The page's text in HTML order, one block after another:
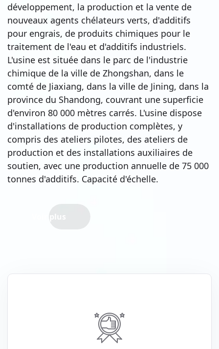
développement, la production et la vente de
nouveaux agents chélateurs verts, d'additifs
pour engrais, de produits chimiques pour le
traitement de l'eau et d'additifs industriels.
L'usine est située dans le parc de l'industrie
chimique de la ville de Zhongshan, dans le
comté de Jiaxiang, dans la ville de Jining, dans la
province du Shandong, couvrant une superficie
d'environ 80 000 mètres carrés. L'usine dispose
d'installations de production complètes, y
compris des ateliers pilotes, des ateliers de
production et des installations auxiliaires de
soutien, avec une production annuelle de 75 000
tonnes d'additifs. Capacité d'échelle.
Voir plus